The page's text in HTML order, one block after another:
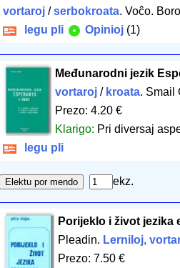
vortaroj /serbokroata. Voĉo.
legu pli
Opinioj (1)
Međunarodni jezik
vortaroj / kroata. Smail
Prezo: 4.20 €
Klarigo: Pri diversaj
legu pli
ekz.
Porijeklo i život jezika
Pleadin. Lerniloj,
Prezo: 7.50 €